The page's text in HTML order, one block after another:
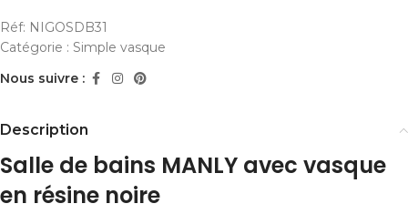
Réf: NIGOSDB31
Catégorie : Simple vasque
Nous suivre :
Description
Salle de bains MANLY avec vasque
en résine noire